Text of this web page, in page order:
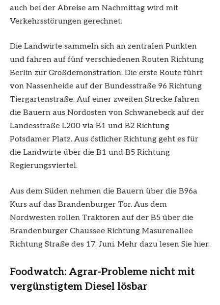
auch bei der Abreise am Nachmittag wird mit
Verkehrsstörungen gerechnet.
Die Landwirte sammeln sich an zentralen Punkten
und fahren auf fünf verschiedenen Routen Richtung
Berlin zur Großdemonstration. Die erste Route führt
von Nassenheide auf der Bundesstraße 96 Richtung
Tiergartenstraße. Auf einer zweiten Strecke fahren
die Bauern aus Nordosten von Schwanebeck auf der
Landesstraße L200 via B1 und B2 Richtung
Potsdamer Platz. Aus östlicher Richtung geht es für
die Landwirte über die B1 und B5 Richtung
Regierungsviertel.
Aus dem Süden nehmen die Bauern über die B96a
Kurs auf das Brandenburger Tor. Aus dem
Nordwesten rollen Traktoren auf der B5 über die
Brandenburger Chaussee Richtung Masurenallee
Richtung Straße des 17. Juni. Mehr dazu lesen Sie hier.
Foodwatch: Agrar-Probleme nicht mit
vergünstigtem Diesel lösbar